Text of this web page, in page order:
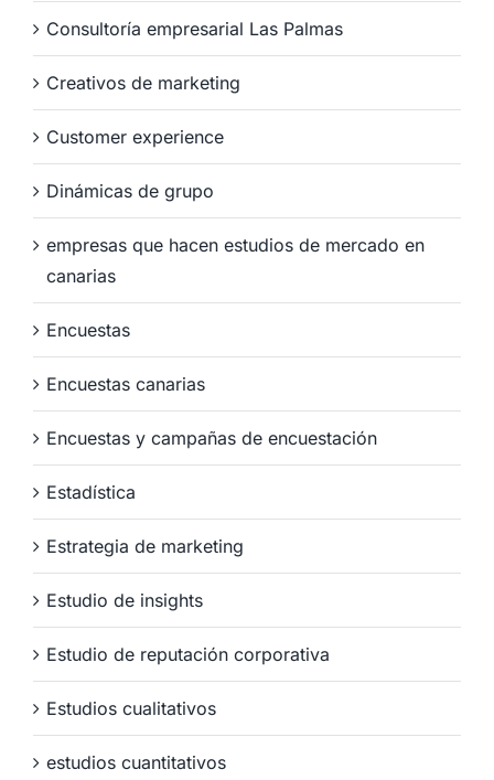
Consultoría empresarial Las Palmas
Creativos de marketing
Customer experience
Dinámicas de grupo
empresas que hacen estudios de mercado en
canarias
Encuestas
Encuestas canarias
Encuestas y campañas de encuestación
Estadística
Estrategia de marketing
Estudio de insights
Estudio de reputación corporativa
Estudios cualitativos
estudios cuantitativos